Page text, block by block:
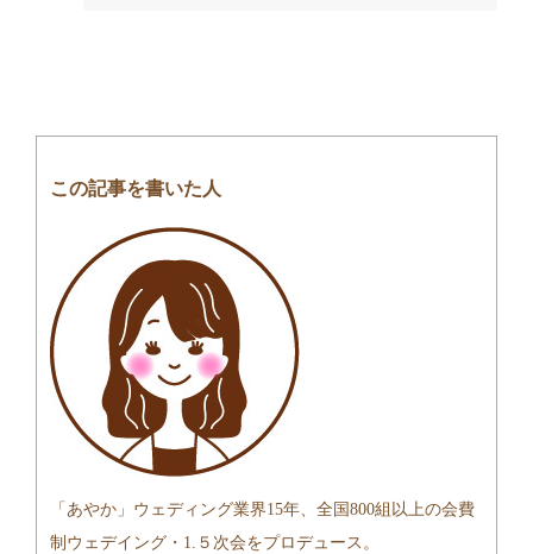
この記事を書いた人
「あやか」ウェディング業界15年、全国800組以上の会費
制ウェデイング・1.５次会をプロデュース。